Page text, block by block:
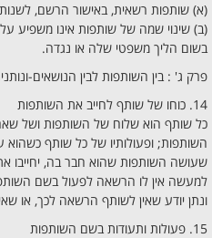
(א) שותפות רשאית, באישור הרשם,
(ב) שינוי שמה של שותפות אינו משפיע על
בשום הליך משפטי שלה או נגדה.
פרק ג' : בין השותפות לבין הנושאים-
14. כוחו של שותף לחייב את השותפות
כל שותף הוא שלוח של השותפות ושל
השותפות; ופעולותיו של כל שותף
שעושה השותפות שהוא חבר בה, יחייבו
למעשה אין לו הרשאה לפעול בשם
ונתן יודע שאין לשותף הרשאה לכך, או
15. פעולות ותעודות בשם השותפות